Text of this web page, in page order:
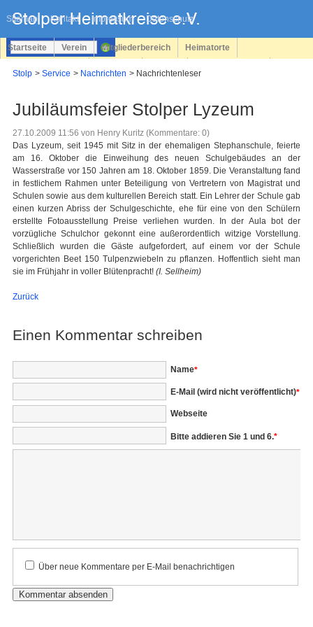
Sitemap Kontakt Impressum Datenschutz
überspringen
Startseite Verein Mitgliederbereich Heimatorte
Stolp Service Nachrichten Nachrichtenleser
Jubiläumsfeier Stolper Lyzeum
27.10.2009 11:56 von Henry Kuritz (Kommentare: 0)
Das Lyzeum, seit 1945 mit Sitz in der ehemaligen Stephanschule, feierte
am 16. Oktober die Einweihung des neuen Schulgebäudes an der
Wasserstraße vor 150 Jahren am 18. Oktober 1859. Die Veranstaltung fand
in festlichem Rahmen unter Beteiligung von Vertretern von Magistrat und
Schulen sowie aus dem kulturellen Bereich statt. Ein Lehrer der Schule gab
einen kurzen Abriss der Schulgeschichte, ehe für eine von den Schülern
erstellte Fotoausstellung Preise verliehen wurden. In der Aula bot der
vorzügliche Schulchor gekonnt eine außerordentlich witzige Vorstellung.
Schließlich wurden die Gäste aufgefordert, auf einem vor der Schule
vorgerichten Beet 150 Tulpenzwiebeln zu pflanzen. Hoffentlich sieht man
sie im Frühjahr in voller Blütenpracht! (I. Sellheim)
Zurück
Einen Kommentar schreiben
Pflichtfeld
Name*
Pflichtfeld
E-Mail (wird nicht veröffentlicht)*
Webseite
Bitte addieren Sie 1 und 6.*
Kommentar
Über neue Kommentare per E-Mail benachrichtigen